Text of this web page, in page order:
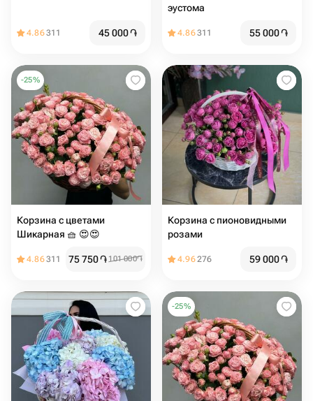
4.86311 45 000֏
эустома
4.86311 55 000֏
-25%
Корзина с цветами
Шикарная 🧺 😍😍
4.86311 75 750֏ 101 000֏
Корзина с пионовидными
розами
4.96276 59 000֏
-25%